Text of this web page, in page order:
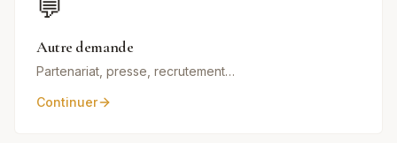
💬
Autre demande
Partenariat, presse, recrutement…
Continuer